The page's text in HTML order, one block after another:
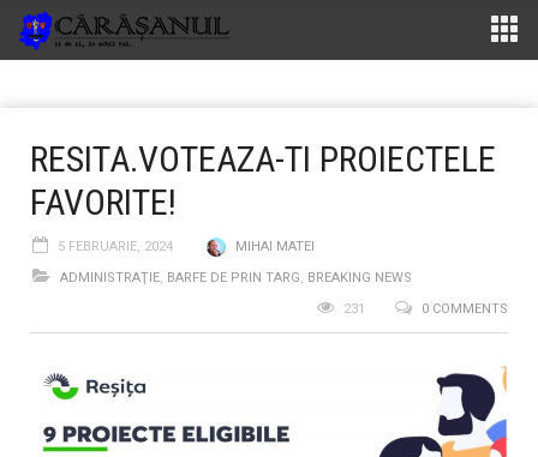
RESITA.VOTEAZA-TI PROIECTELE
FAVORITE!
5 FEBRUARIE, 2024
MIHAI MATEI
ADMINISTRAŢIE, BARFE DE PRIN TARG, BREAKING NEWS
0 COMMENTS
231